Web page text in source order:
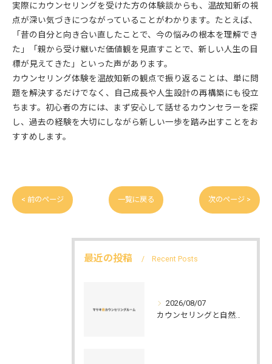
実際にカウンセリングを受けた方の体験談からも、温故知新の視
点が深い気づきにつながっていることがわかります。たとえば、
「昔の自分と向き合い直したことで、今の悩みの根本を理解でき
た」「親から受け継いだ価値観を見直すことで、新しい人生の目
標が見えてきた」といった声があります。
カウンセリング体験を温故知新の観点で振り返ることは、単に問
題を解決するだけでなく、自己成長や人生設計の再構築にも役立
ちます。初心者の方には、まず安心して話せるカウンセラーを探
し、過去の経験を大切にしながら新しい一歩を踏み出すことをお
すすめします。
< 前のページ 一覧に戻る 次のページ >
最近の投稿 Recent Posts
2026/08/07
カウンセリングと自然環境がつなぐ実践例と環境カウンセラーの役割を解説